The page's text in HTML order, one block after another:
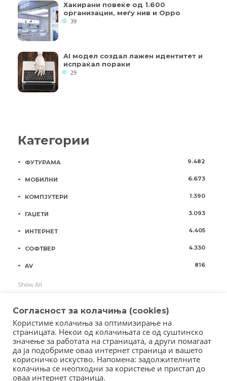
Хакирани повеќе од 1.600
организации, меѓу нив и Oppo
39
AI модел создал лажен идентитет и
испраќал пораки
29
Категории
ФУТУРАМА 9.482
МОБИЛНИ 6.673
КОМПЈУТЕРИ 1.390
ГАЏЕТИ 3.093
ИНТЕРНЕТ 4.405
СОФТВЕР 4.330
AV 816
Show All
Согласност за колачиња (cookies)
Користиме колачиња за оптимизирање на
страницата. Некои од колачињата се од суштинско
значење за работата на страницата, а други помагаат
да ја подобриме оваа интернет страница и вашето
корисничко искуство. Напомена: задолжителните
колачиња се неопходни за користење и пристап до
оваа интернет страница.